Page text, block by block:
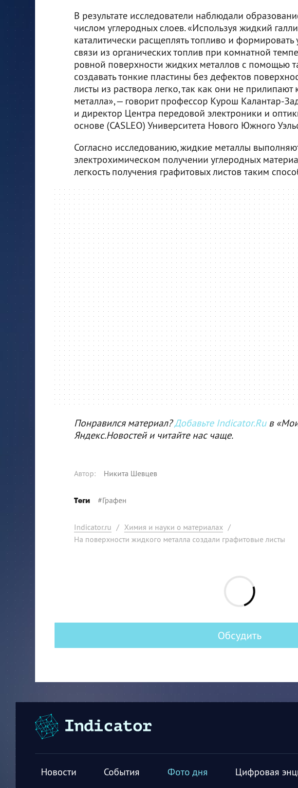
В результате исследователи наблюдали
числом углеродных слоев. «Используя жидкий
каталитически расщеплять топливо и формировать
связи из органических топлив при комнатной
ровной поверхности жидких металлов с помощью
создавать тонкие пластины без дефектов
листы из раствора легко, так как они не
металла», — говорит профессор Курош Калантар-
и директор Центра передовой электроники и
основе (CASLEO) Университета Нового Южного
Согласно исследованию, жидкие металлы
электрохимическом получении углеродных
легкость получения графитовых листов таким
Понравился материал?Добавьте Indicator.Ruв
Яндекс.Новостей и читайте нас чаще.
Автор: Никита Шевцев
Теги #Графен
Indicator.ru / Химия и науки о материалах /
На поверхности жидкого металла создали графитовые листы
Обсудить
Новости События Фото дня Цифровая